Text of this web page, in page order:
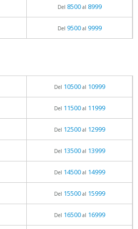
Del 8500al 8999
Del 9500al 9999
Del 10500al 10999
Del 11500al 11999
Del 12500al 12999
Del 13500al 13999
Del 14500al 14999
Del 15500al 15999
Del 16500al 16999